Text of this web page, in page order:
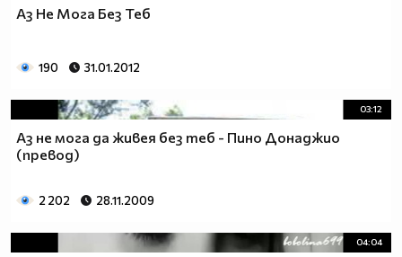
Аз Не Мога Без Теб
190 31.01.2012
03:12
Аз не мога да живея без теб - Пино Донаджио
(превод)
2 202 28.11.2009
04:04